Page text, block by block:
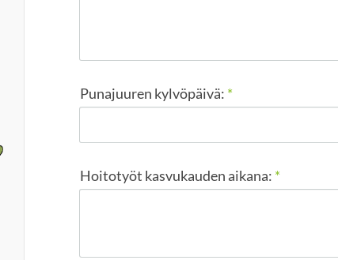
Punajuuren kylvöpäivä: *
Hoitotyöt kasvukauden aikana: *